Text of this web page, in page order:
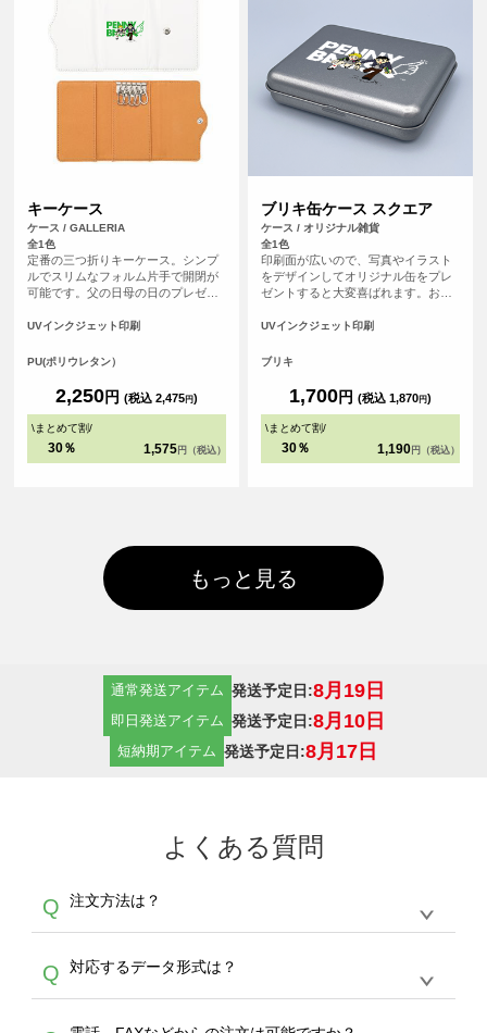
キーケース
ケース / GALLERIA
全1色
定番の三つ折りキーケース。シンプ
ルでスリムなフォルム片手で開閉が
可能です。父の日母の日のプレゼン
UVインクジェット印刷
PU(ポリウレタン）
2,250円 (税込 2,475円)
\まとめて割/
30％ 1,575 円（税込）
ブリキ缶ケース スクエア
ケース / オリジナル雑貨
全1色
印刷面が広いので、写真やイラスト
をデザインしてオリジナル缶をプレ
ゼントすると大変喜ばれます。お菓
にぴったりです。 ノベルティ・記念
商品です。
UVインクジェット印刷
ブリキ
1,700円 (税込 1,870円)
\まとめて割/
30％ 1,190 円（税込）
もっと見る
通常発送アイテム 発送予定日:8月19日
即日発送アイテム 発送予定日:8月10日
短納期アイテム 発送予定日:8月17日
よくある質問
Q 注文方法は？
A
生産にて承っております。デザインツールから
デザインの作成から決済まで完了できます。
30枚以上やシルク印刷など、大口注文の場合
Q 対応するデータ形式は？